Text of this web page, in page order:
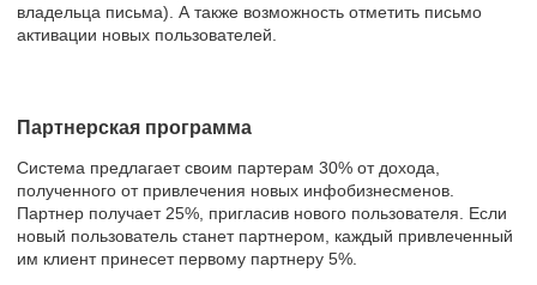
владельца письма). А также возможность отметить письмо
активации новых пользователей.
Партнерская программа
Система предлагает своим партерам 30% от дохода,
полученного от привлечения новых инфобизнесменов.
Партнер получает 25%, пригласив нового пользователя. Если
новый пользователь станет партнером, каждый привлеченный
им клиент принесет первому партнеру 5%.